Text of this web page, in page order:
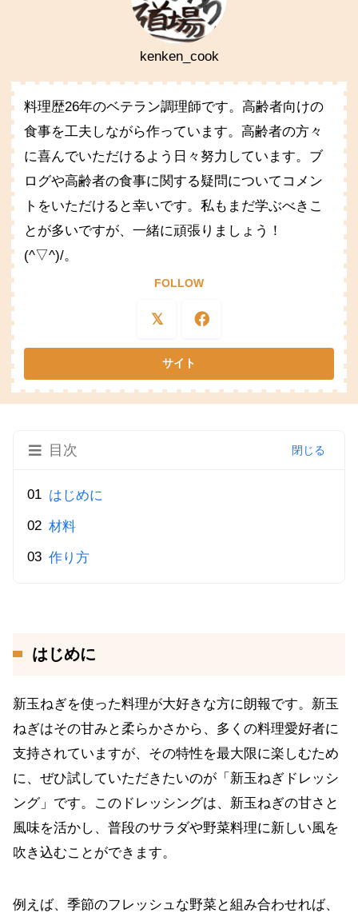
kenken_cook
料理歴26年のベテラン調理師です。高齢者向けの
食事を工夫しながら作っています。高齢者の方々
に喜んでいただけるよう日々努力しています。ブ
ログや高齢者の食事に関する疑問についてコメン
トをいただけると幸いです。私もまだ学ぶべきこ
とが多いですが、一緒に頑張りましょう！
(^▽^)/。
FOLLOW
目次
はじめに
材料
作り方
はじめに
新玉ねぎを使った料理が大好きな方に朗報です。新玉
ねぎはその甘みと柔らかさから、多くの料理愛好者に
支持されていますが、その特性を最大限に楽しむため
に、ぜひ試していただきたいのが「新玉ねぎドレッシ
ング」です。このドレッシングは、新玉ねぎの甘さと
風味を活かし、普段のサラダや野菜料理に新しい風を
吹き込むことができます。
例えば、季節のフレッシュな野菜と組み合わせれば、